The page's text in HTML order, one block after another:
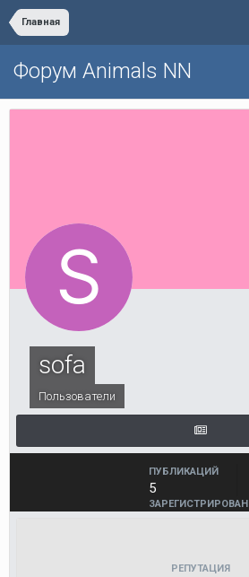
Главная
Форум Animals NN
sofa
Пользователи
ПУБЛИКАЦИЙ
5
ЗАРЕГИСТРИРОВАН
РЕПУТАЦИЯ